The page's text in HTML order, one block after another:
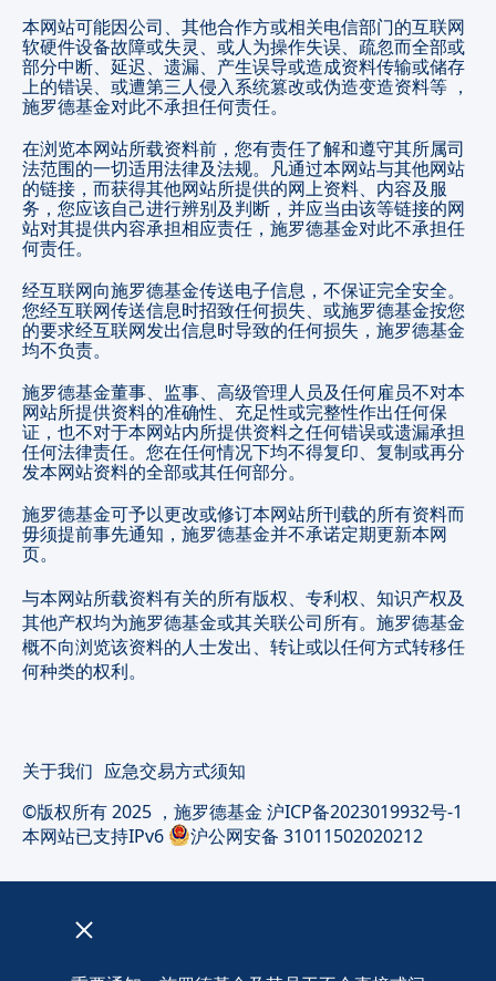
本网站可能因公司、其他合作方或相关电信部门的互联网
软硬件设备故障或失灵、或人为操作失误、疏忽而全部或
部分中断、延迟、遗漏、产生误导或造成资料传输或储存
上的错误、或遭第三人侵入系统篡改或伪造变造资料等 ，
施罗德基金对此不承担任何责任。
在浏览本网站所载资料前，您有责任了解和遵守其所属司
法范围的一切适用法律及法规。凡通过本网站与其他网站
的链接，而获得其他网站所提供的网上资料、内容及服
务，您应该自己进行辨别及判断，并应当由该等链接的网
站对其提供内容承担相应责任，施罗德基金对此不承担任
何责任。
经互联网向施罗德基金传送电子信息，不保证完全安全。
您经互联网传送信息时招致任何损失、或施罗德基金按您
的要求经互联网发出信息时导致的任何损失，施罗德基金
均不负责。
施罗德基金董事、监事、高级管理人员及任何雇员不对本
网站所提供资料的准确性、充足性或完整性作出任何保
证，也不对于本网站内所提供资料之任何错误或遗漏承担
任何法律责任。您在任何情况下均不得复印、复制或再分
发本网站资料的全部或其任何部分。
施罗德基金可予以更改或修订本网站所刊载的所有资料而
毋须提前事先通知，施罗德基金并不承诺定期更新本网
页。
与本网站所载资料有关的所有版权、专利权、知识产权及
其他产权均为施罗德基金或其关联公司所有。施罗德基金
概不向浏览该资料的人士发出、转让或以任何方式转移任
何种类的权利。
关于我们 应急交易方式须知
©版权所有 2025 ，施罗德基金 沪ICP备2023019932号-1
本网站已支持IPv6
沪公网安备 31011502020212